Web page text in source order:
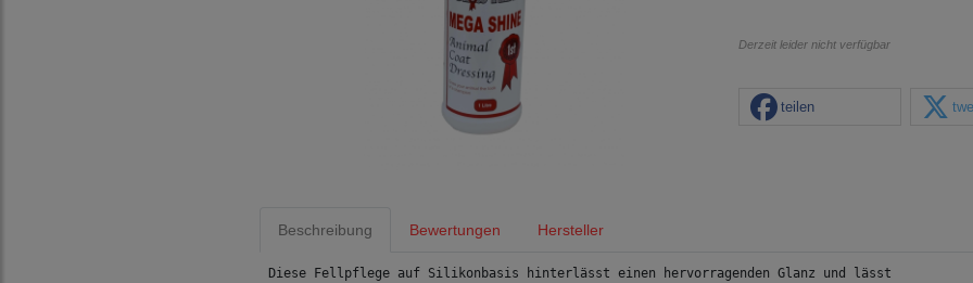
Derzeit leider nicht verfügbar
teilen
Beschreibung Bewertungen Hersteller
Diese Fellpflege auf Silikonbasis hinterlässt einen hervorragenden Glanz und lässt